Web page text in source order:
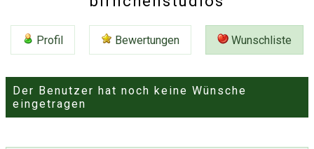
Profil Bewertungen Wunschliste
Der Benutzer hat noch keine Wünsche
eingetragen